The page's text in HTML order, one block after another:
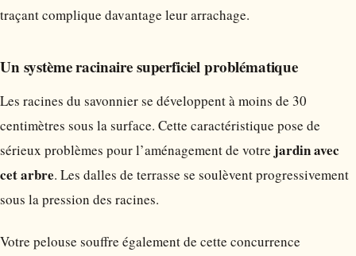
traçant complique davantage leur arrachage.
Un système racinaire superficiel problématique
Les racines du savonnier se développent à moins de 30
centimètres sous la surface. Cette caractéristique pose de
sérieux problèmes pour l’aménagement de votre jardin avec
cet arbre. Les dalles de terrasse se soulèvent progressivement
sous la pression des racines.
Votre pelouse souffre également de cette concurrence